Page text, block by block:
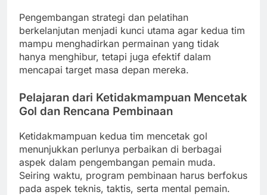
Pengembangan strategi dan pelatihan
berkelanjutan menjadi kunci utama agar kedua tim
mampu menghadirkan permainan yang tidak
hanya menghibur, tetapi juga efektif dalam
mencapai target masa depan mereka.
Pelajaran dari Ketidakmampuan Mencetak
Gol dan Rencana Pembinaan
Ketidakmampuan kedua tim mencetak gol
menunjukkan perlunya perbaikan di berbagai
aspek dalam pengembangan pemain muda.
Seiring waktu, program pembinaan harus berfokus
pada aspek teknis, taktis, serta mental pemain.